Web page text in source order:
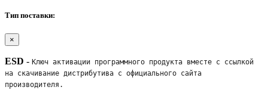
Тип поставки:
×
ESD - Ключ активации программного продукта вместе с ссылкой
на скачивание дистрибутива с официального сайта
производителя.